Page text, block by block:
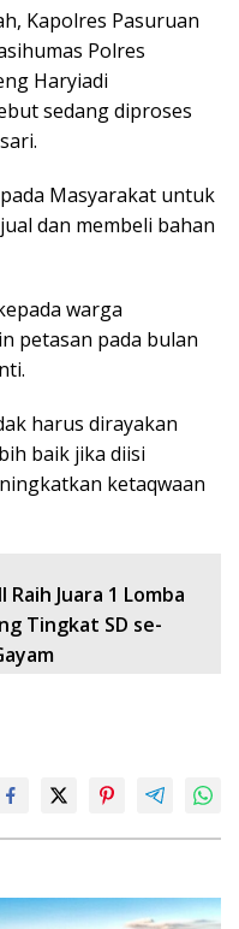
Kapolres Pasuruan
Polres
Haryiadi
sedang diproses
Masyarakat untuk
dan membeli bahan
warga
petasan pada bulan
harus dirayakan
baik jika diisi
ketaqwaan
Raih Juara 1 Lomba
Tingkat SD se-